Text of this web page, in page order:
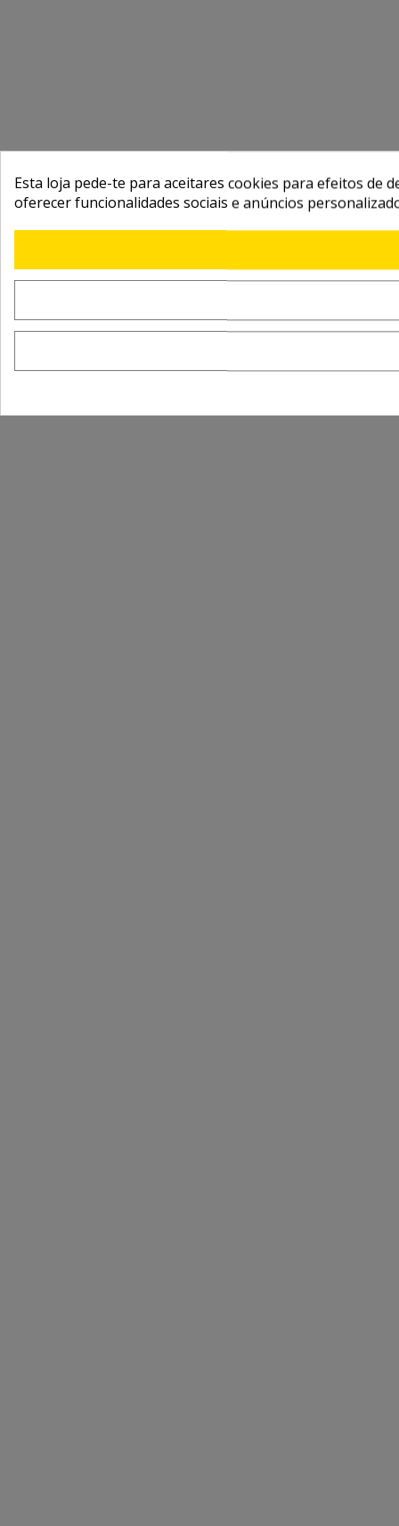
Esta loja pede-te para aceitares cookies para efeitos de
oferecer funcionalidades sociais e anúncios